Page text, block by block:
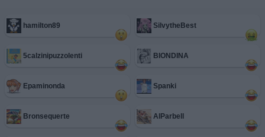
hamilton89 SilvytheBest
5calzinipuzzolenti BIONDINA
Epaminonda Spanki
Bronsequerte AlParbell